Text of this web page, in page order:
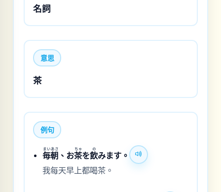
名詞
意思
茶
例句
毎朝
まいあさ
、お茶
ちゃ
を飲
の
みます。
我每天早上都喝茶。